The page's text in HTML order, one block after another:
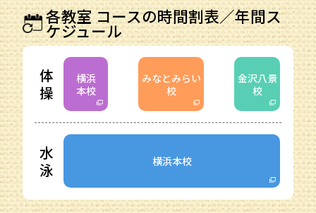
各教室 コースの時間割表／年間ス
ケジュール
体
操
横浜
本校
みなとみらい
校
金沢八景
校
水
泳
横浜本校